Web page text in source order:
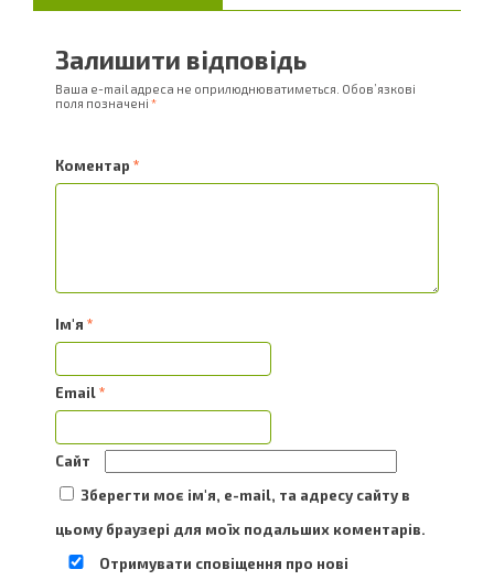
Залишити відповідь
Ваша e-mail адреса не оприлюднюватиметься. Обов’язкові
поля позначені *
Коментар *
Ім'я *
Email*
Сайт
Зберегти моє ім'я, e-mail, та адресу сайту в
цьому браузері для моїх подальших коментарів.
Отримувати сповіщення про нові